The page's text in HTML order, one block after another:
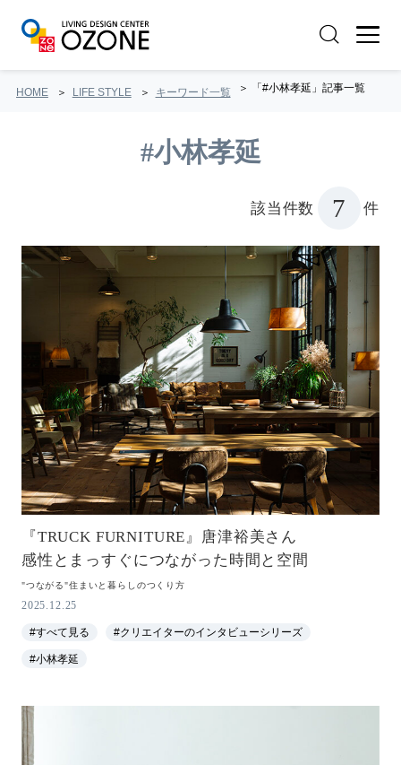
HOME LIFE STYLE キーワード一覧 「#小林孝延」記事一覧
#小林孝延
該当件数 7 件
『TRUCK FURNITURE』唐津裕美さん
感性とまっすぐにつながった時間と空間
"つながる"住まいと暮らしのつくり方
2025.12.25
#すべて見る #クリエイターのインタビューシリーズ
#小林孝延